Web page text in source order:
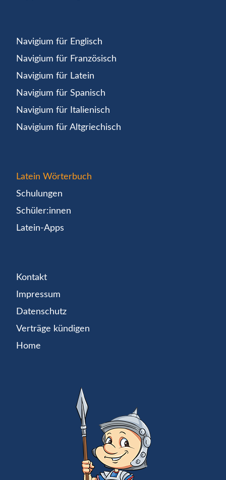
Navigium für Englisch
Navigium für Französisch
Navigium für Latein
Navigium für Spanisch
Navigium für Italienisch
Navigium für Altgriechisch
Latein Wörterbuch
Schulungen
Schüler:innen
Latein-Apps
Kontakt
Impressum
Datenschutz
Verträge kündigen
Home